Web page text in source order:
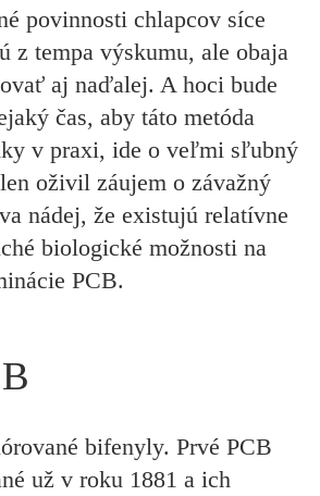
povinnosti chlapcov síce
z tempa výskumu, ale obaja
aj naďalej. A hoci bude
čas, aby táto metóda
v praxi, ide o veľmi sľubný
oživil záujem o závažný
nádej, že existujú relatívne
biologické možnosti na
PCB.
bifenyly. Prvé PCB
už v roku 1881 a ich